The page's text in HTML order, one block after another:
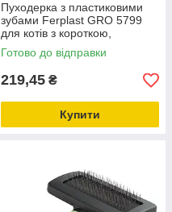
Пуходерка з пластиковими
зубами Ferplast GRO 5799
для котів з короткою,
середньою та довгою
шерстю
Готово до відправки
219,45 ₴
Купити